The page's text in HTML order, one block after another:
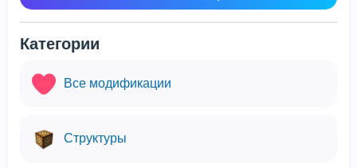
Категории
Все модификации
Структуры